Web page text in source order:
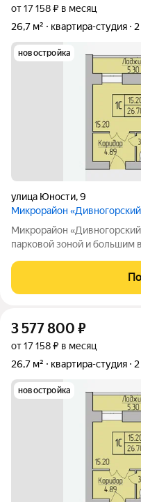
от 17 158 ₽ в месяц
26,7 м²
квартира-студия 2
новостройка
улица Юности,9
Микрорайон
Микрорайон «Дивногорский» это готовые кирпичные
парковой зоной и большим
с безопасным покрытием.
3 577 800 ₽
от 17 158 ₽ в месяц
26,7 м²
квартира-студия 2
новостройка